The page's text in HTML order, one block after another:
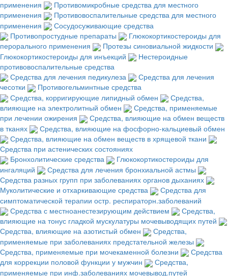
применения
Противомикробные средства для местного
применения
Противовоспалительные средства для местного
применения
Сосудосуживающие средства
Противопростудные препараты
Глюкокортикостероиды для
перорального применения
Протезы синовиальной жидкости
Глюкокортикостероиды для инъекций
Нестероидные
противовоспалительные средства
Средства для лечения педикулеза
Средства для лечения
чесотки
Противогельминтные средства
Средства, корригирующие липидный обмен
Средства,
влияющие на электролитный обмен
Средства, применяемые
при лечении ожирения
Средства, влияющие на обмен веществ
в тканях
Средства, влияющие на фосфорно-кальциевый обмен
Средства, влияющие на обмен веществ в хрящевой ткани
Средства при астенических состояниях
Бронхолитические средства
Глюкокортикостероиды для
ингаляций
Средства для лечения бронхиальной астмы
Средства разных групп при заболеваниях органов дыханиях
Муколитические и отхаркивающие средства
Средства для
симптоматической терапии остр. респираторн.заболеваний
Средства с местноанестезирующим действием
Средства,
влияющие на тонус гладкой мускулатуры мочевыводящих путей
Средства, влияющие на азотистый обмен
Средства,
применяемые при заболеваниях предстательной железы
Средства, применяемые при мочекаменной болезни
Средства
для коррекции половой функции у мужчин
Средства,
применяемые при инф.заболеваниях мочевывод.путей